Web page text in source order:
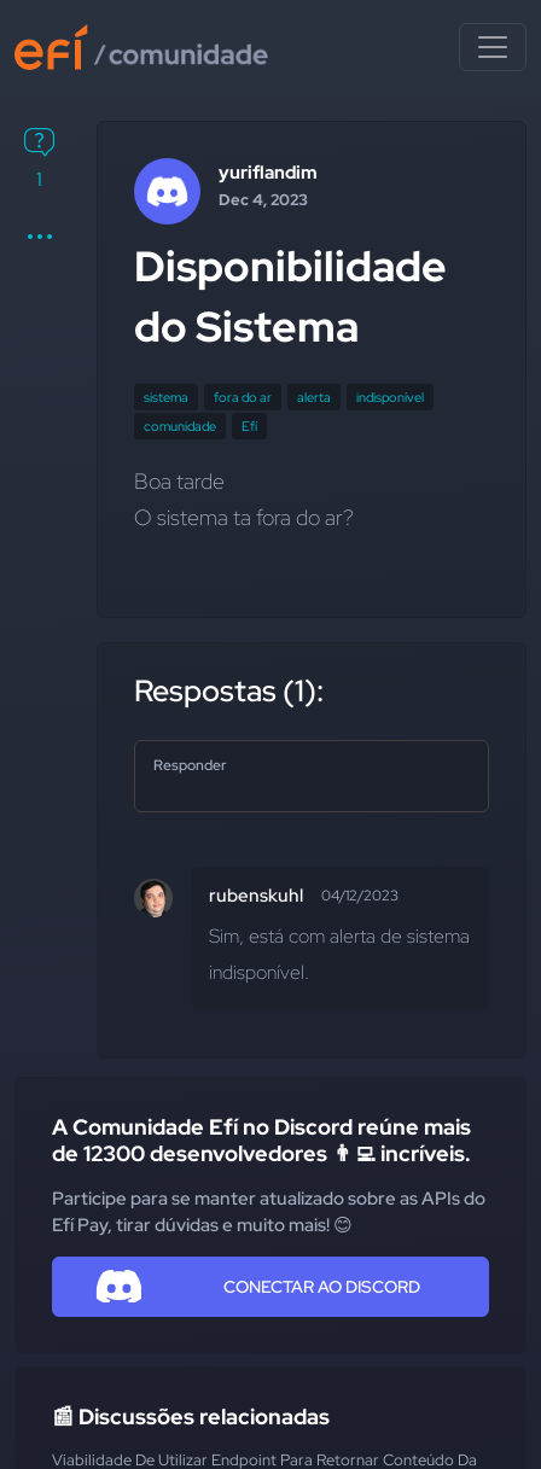
1 yuriflandim
Dec 4, 2023
Disponibilidade
do Sistema
sistema fora do ar alerta
indisponível
comunidade
Efí
Boa tarde
O sistema ta fora do ar?
Respostas (1):
Responder
rubenskuhl 04/12/2023
Sim, está com alerta de sistema
indisponível.
A Comunidade Efí no Discord reúne mais
de 12300 desenvolvedores 👨‍💻 incríveis.
Participe para se manter atualizado sobre as APIs do
Efí Pay, tirar dúvidas e muito mais! 😊
CONECTAR AO DISCORD
📰 Discussões relacionadas
Viabilidade De Utilizar Endpoint Para Retornar Conteúdo Da